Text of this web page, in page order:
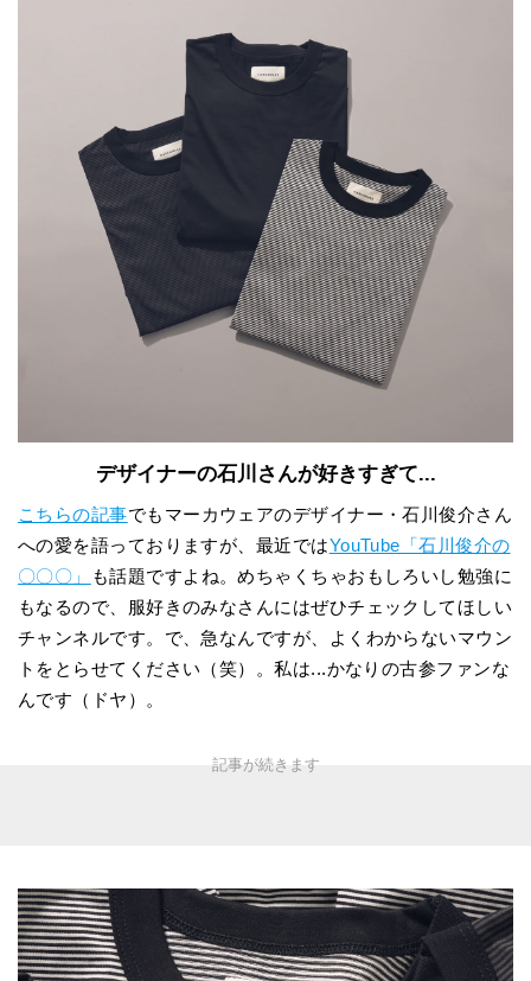
デザイナーの石川さんが好きすぎて...
こちらの記事でもマーカウェアのデザイナー・石川俊介さん
への愛を語っておりますが、最近ではYouTube「石川俊介の
〇〇〇」
も話題ですよね。めちゃくちゃおもしろいし勉強に
もなるので、服好きのみなさんにはぜひチェックしてほしい
チャンネルです。で、急なんですが、よくわからないマウン
トをとらせてください（笑）。私は...かなりの古参ファンな
んです（ドヤ）。